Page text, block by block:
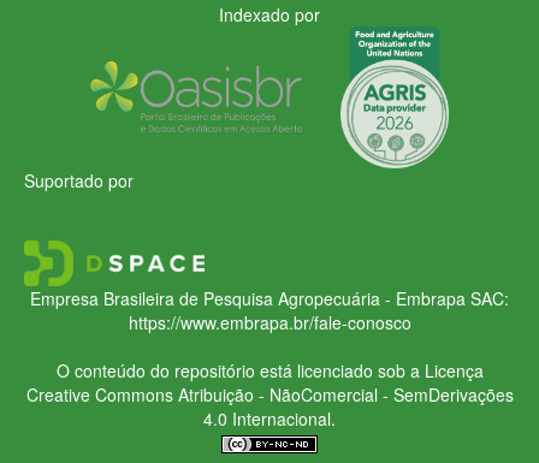
Indexado por
Suportado por
Empresa Brasileira de Pesquisa Agropecuária - Embrapa SAC:
https://www.embrapa.br/fale-conosco
O conteúdo do repositório está licenciado sob a Licença
Creative CommonsAtribuição - NãoComercial - SemDerivações
4.0 Internacional.